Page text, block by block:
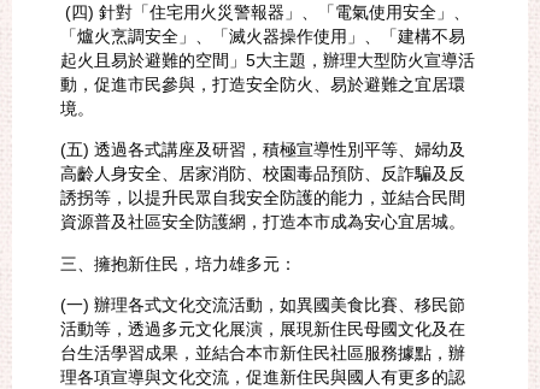
(四) 針對「住宅用火災警報器」、「電氣使用安全」、
「爐火烹調安全」、「滅火器操作使用」、「建構不易
起火且易於避難的空間」5大主題，辦理大型防火宣導活
動，促進市民參與，打造安全防火、易於避難之宜居環
境。
(五) 透過各式講座及研習，積極宣導性別平等、婦幼及
高齡人身安全、居家消防、校園毒品預防、反詐騙及反
誘拐等，以提升民眾自我安全防護的能力，並結合民間
資源普及社區安全防護網，打造本市成為安心宜居城。
三、擁抱新住民，培力雄多元：
(一) 辦理各式文化交流活動，如異國美食比賽、移民節
活動等，透過多元文化展演，展現新住民母國文化及在
台生活學習成果，並結合本市新住民社區服務據點，辦
理各項宣導與文化交流，促進新住民與國人有更多的認